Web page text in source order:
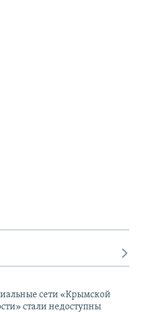
сети «Крымской
стали недоступны